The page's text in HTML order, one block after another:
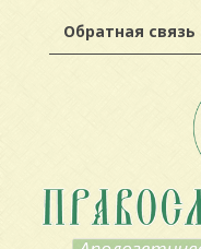
Обратная связь